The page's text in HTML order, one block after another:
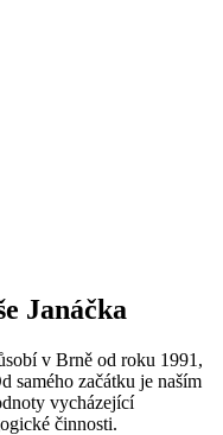
Janáčka
v Brně od roku 1991,
samého začátku je naším
vycházející
činnosti.